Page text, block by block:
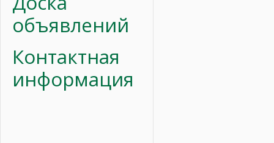
объявлений
Контактная
информация